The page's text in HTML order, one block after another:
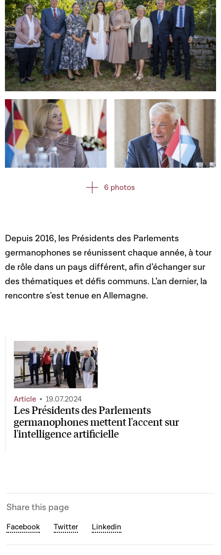
Open image in gallery
Open image in gallery Open image in gallery
6 photos
Depuis 2016, les Présidents des Parlements
germanophones se réunissent chaque année, à tour
de rôle dans un pays différent, afin d’échanger sur
des thématiques et défis communs. L’an dernier, la
rencontre s’est tenue en Allemagne.
Les Présidents des Parlements
germanophones mettent l'accent sur
l'intelligence artificielle
Article 19.07.2024
Share this page
Facebook Twitter Linkedin